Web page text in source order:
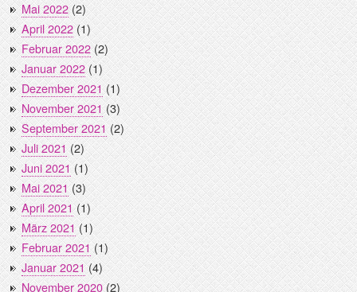
Mai 2022(2)
April 2022(1)
Februar 2022(2)
Januar 2022(1)
Dezember 2021(1)
November 2021(3)
September 2021(2)
Juli 2021(2)
Juni 2021(1)
Mai 2021(3)
April 2021(1)
März 2021(1)
Februar 2021(1)
Januar 2021(4)
November 2020(2)